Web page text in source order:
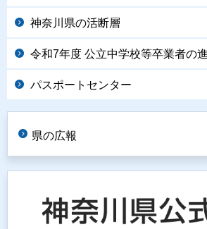
神奈川県の活断層
令和7年度 公立中学校等卒業者の
パスポートセンター
県の広報